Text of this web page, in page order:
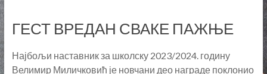
Најбољи наставник за школску 2023/2024. годину
Велимир Миличковић је новчани део награде поклонио
једној породици, желео је да само објавимо овај текст: